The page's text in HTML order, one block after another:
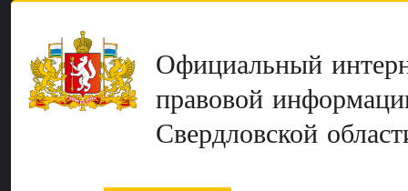
Официальный
правовой
Свердловской